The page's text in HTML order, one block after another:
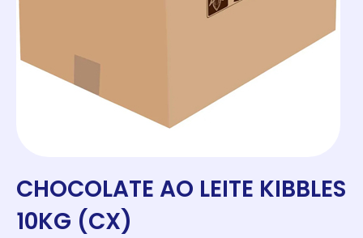
CHOCOLATE AO LEITE KIBBLES
10KG (CX)